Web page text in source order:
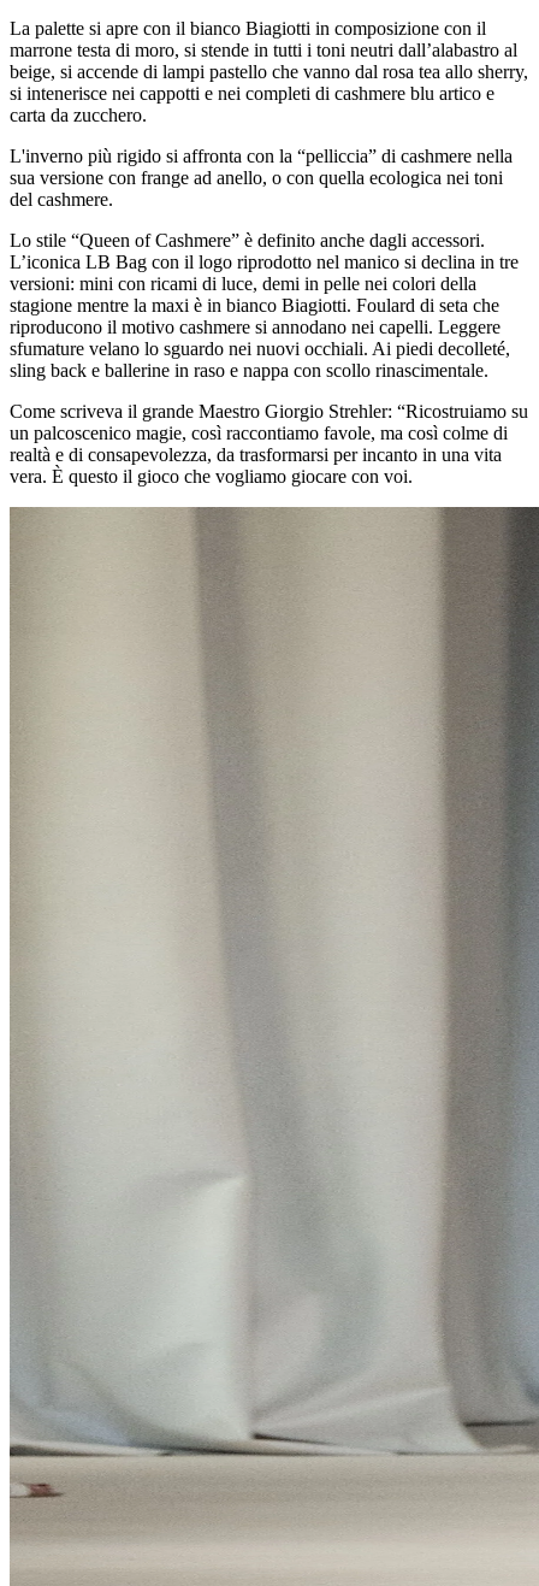
La palette si apre con il bianco Biagiotti in composizione con il
marrone testa di moro, si stende in tutti i toni neutri dall’alabastro al
beige, si accende di lampi pastello che vanno dal rosa tea allo sherry,
si intenerisce nei cappotti e nei completi di cashmere blu artico e
carta da zucchero.
L'inverno più rigido si affronta con la “pelliccia” di cashmere nella
sua versione con frange ad anello, o con quella ecologica nei toni
del cashmere.
Lo stile “Queen of Cashmere” è definito anche dagli accessori.
L’iconica LB Bag con il logo riprodotto nel manico si declina in tre
versioni: mini con ricami di luce, demi in pelle nei colori della
stagione mentre la maxi è in bianco Biagiotti. Foulard di seta che
riproducono il motivo cashmere si annodano nei capelli. Leggere
sfumature velano lo sguardo nei nuovi occhiali. Ai piedi decolleté,
sling back e ballerine in raso e nappa con scollo rinascimentale.
Come scriveva il grande Maestro Giorgio Strehler: “Ricostruiamo su
un palcoscenico magie, così raccontiamo favole, ma così colme di
realtà e di consapevolezza, da trasformarsi per incanto in una vita
vera. È questo il gioco che vogliamo giocare con voi.